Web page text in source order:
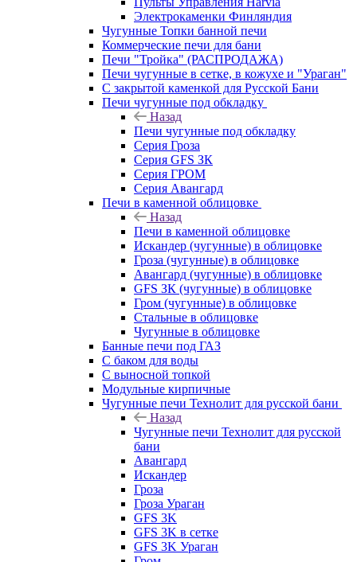
Электрокаменки Финляндия
Чугунные Топки банной печи
Коммерческие печи для бани
Печи "Тройка" (РАСПРОДАЖА)
Печи чугунные в сетке, в кожухе и "Ураган"
С закрытой каменкой для Русской Бани
Печи чугунные под обкладку
Назад
Печи чугунные под обкладку
Серия Гроза
Серия GFS ЗК
Серия ГРОМ
Серия Авангард
Печи в каменной облицовке
Назад
Печи в каменной облицовке
Искандер (чугунные) в облицовке
Гроза (чугунные) в облицовке
Авангард (чугунные) в облицовке
GFS ЗК (чугунные) в облицовке
Гром (чугунные) в облицовке
Стальные в облицовке
Чугунные в облицовке
Банные печи под ГАЗ
С баком для воды
С выносной топкой
Модульные кирпичные
Чугунные печи Технолит для русской бани
Назад
Чугунные печи Технолит для русской
бани
Авангард
Искандер
Гроза
Гроза Ураган
GFS 3K
GFS 3K в сетке
GFS 3K Ураган